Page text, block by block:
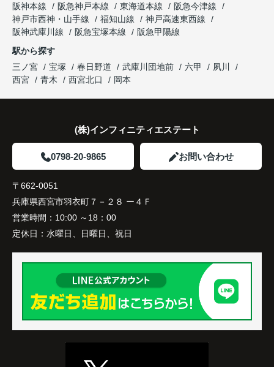
阪神本線
阪急神戸本線 東海道本線
阪急今津線
神戸市西神・山手線
福知山線
神戸高速東西線
阪神武庫川線
阪急宝塚本線
阪急甲陽線
駅から探す
三ノ宮
宝塚 春日野道 武庫川団地前 六甲
夙川
西宮
青木 西宮北口 岡本
(株)インフィニティエステート
0798-20-9865 お問い合わせ
〒662-0051
兵庫県西宮市羽衣町７－２８ ー４Ｆ
営業時間： 10:00 ～18：00
定休日： 水曜日、日曜日、祝日